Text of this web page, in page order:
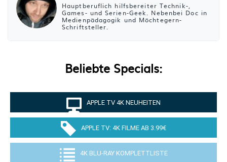
Hauptberuflich hilfsbereiter Technik-,
Games- und Serien-Geek. Nebenbei Doc in
Medienpädagogik und Möchtegern-
Schriftsteller.
Beliebte Specials:
APPLE TV 4K NEUHEITEN
APPLE TV: 4K FILME AB 3.99€
4K BLU-RAY KOMPLETTLISTE